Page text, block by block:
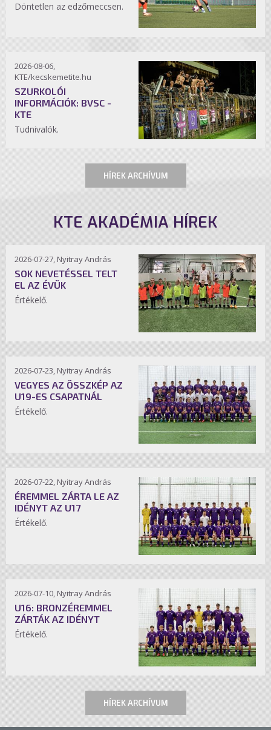
Döntetlen az edzőmeccsen.
2026-08-06,
KTE/kecskemetite.hu
SZURKOLÓI
INFORMÁCIÓK: BVSC -
KTE
Tudnivalók.
HÍREK ARCHÍVUM
KTE AKADÉMIA HÍREK
2026-07-27, Nyitray András
SOK NEVETÉSSEL TELT
EL AZ ÉVÜK
Értékelő.
2026-07-23, Nyitray András
VEGYES AZ ÖSSZKÉP AZ
U19-ES CSAPATNÁL
Értékelő.
2026-07-22, Nyitray András
ÉREMMEL ZÁRTA LE AZ
IDÉNYT AZ U17
Értékelő.
2026-07-10, Nyitray András
U16: BRONZÉREMMEL
ZÁRTÁK AZ IDÉNYT
Értékelő.
HÍREK ARCHÍVUM